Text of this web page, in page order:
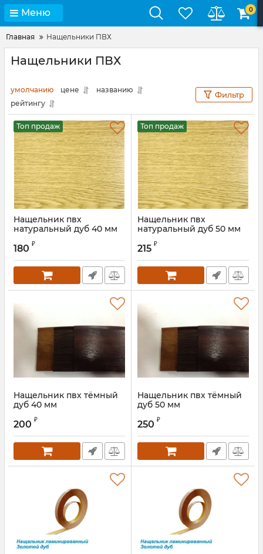
Меню 0
Главная Нащельники ПВХ
Нащельники ПВХ
умолчанию цене
названию
рейтингу
Фильтр
Топ продаж
Нащельник пвх
натуральный дуб 40 мм
Артикул:
180 ₽
Топ продаж
Нащельник пвх
натуральный дуб 50 мм
Артикул:
215 ₽
Нащельник пвх тёмный
дуб 40 мм
Артикул:
200 ₽
Нащельник пвх тёмный
дуб 50 мм
Артикул:
250 ₽